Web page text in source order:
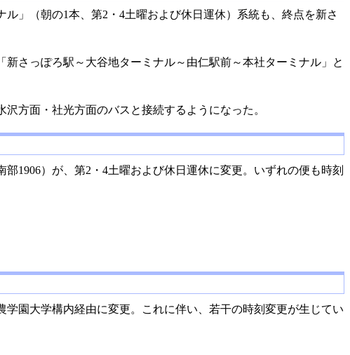
」（朝の1本、第2・4土曜および休日運休）系統も、終点を新さ
さっぽろ駅～大谷地ターミナル～由仁駅前～本社ターミナル」と
方面・社光方面のバスと接続するようになった。
1906）が、第2・4土曜および休日運休に変更。いずれの便も時刻
園大学構内経由に変更。これに伴い、若干の時刻変更が生じてい